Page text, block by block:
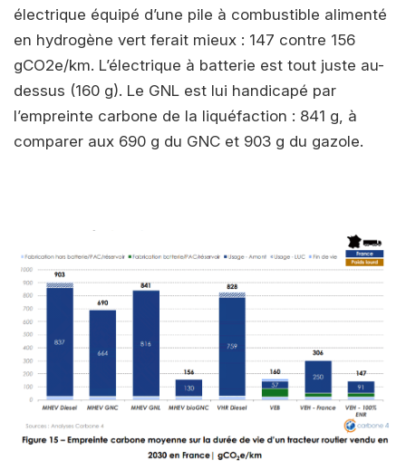
électrique équipé d’une pile à combustible alimenté
en hydrogène vert ferait mieux : 147 contre 156
gCO2e/km. L’électrique à batterie est tout juste au-
dessus (160 g). Le GNL est lui handicapé par
l’empreinte carbone de la liquéfaction : 841 g, à
comparer aux 690 g du GNC et 903 g du gazole.